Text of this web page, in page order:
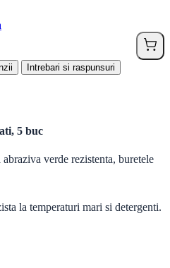
Intrebari si raspunsuri
5 buc
verde rezistenta, buretele
la temperaturi mari si detergenti.